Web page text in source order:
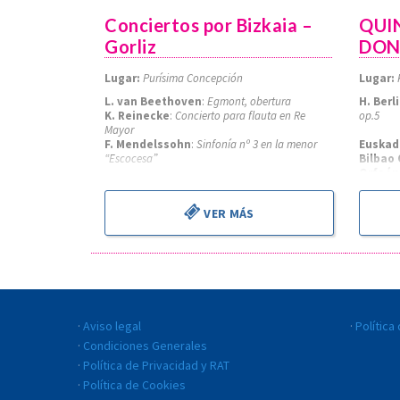
Conciertos por Bizkaia –
Gorliz
Lugar: Purísima Concepción
L. van Beethoven: Egmont, obertura
K. Reinecke: Concierto para flauta en Re
Mayor
F. Mendelssohn: Sinfonía nº 3 en la menor
“Escocesa”
Jon Thate, flauta
Alejandro Cantalapiedra
VER MÁS
Lugar:
H.
op.5
Bilbao
Easo
John
Erik
Aviso legal
Condiciones Generales
Política de Privacidad y RAT
Política de Cookies
Política